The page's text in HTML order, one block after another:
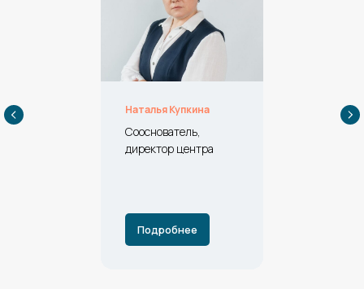
Наталья Купкина
Сооснователь,
директор центра
Подробнее